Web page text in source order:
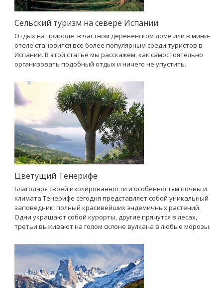
Сельский туризм на севере Испании
Отдых на природе, в частном деревенском доме или в мини-
отеле становится все более популярным среди туристов в
Испании. В этой статье мы расскажем, как самостоятельно
организовать подобный отдых и ничего не упустить.
Цветущий Тенерифе
Благодаря своей изолированности и особенностям почвы и
климата Тенерифе сегодня представляет собой уникальный
заповедник, полный красивейших эндемичных растений.
Одни украшают собой курорты, другие прячутся в лесах,
третьи выживают на голом склоне вулкана в любые морозы.